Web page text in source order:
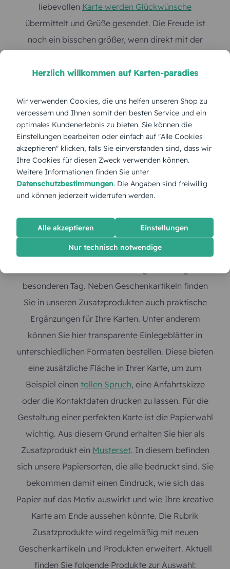
Herzlich willkommen auf Karten-paradies
Wir verwenden Cookies, die uns helfen unseren Shop zu
verbessern und Ihnen somit den besten Service und ein
optimales Kundenerlebnis zu bieten. Sie können die
Einstellungen bearbeiten oder einfach auf "Alle Cookies
akzeptieren" klicken, falls Sie einverstanden sind, dass wir
Ihre Cookies für diesen Zweck verwenden können.
Weitere Informationen finden Sie unter
Datenschutzbestimmungen. Die Angaben sind freiwillig
und können jederzeit widerrufen werden.
Alle akzeptieren Einstellungen
Nur technisch notwendige